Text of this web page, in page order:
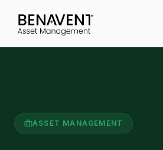
ASSET MANAGEMENT